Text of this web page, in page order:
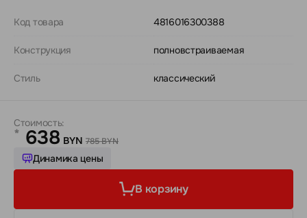
Код товара 4816016300388
Конструкция полновстраиваемая
Стиль классический
Стоимость:
* 638 BYN 785 BYN
Динамика цены
В корзину